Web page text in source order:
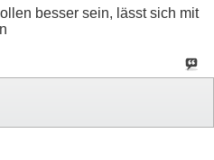
besser sein, lässt sich mit